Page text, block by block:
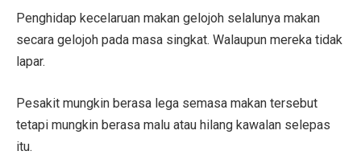
Penghidap kecelaruan makan gelojoh selalunya makan
secara gelojoh pada masa singkat. Walaupun mereka tidak
lapar.
Pesakit mungkin berasa lega semasa makan tersebut
tetapi mungkin berasa malu atau hilang kawalan selepas
itu.